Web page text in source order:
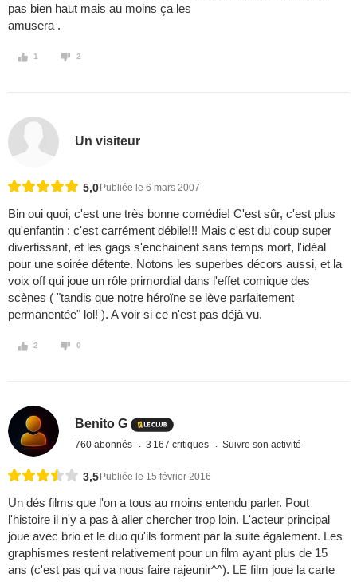
pas bien haut mais au moins ça les
amusera .
1 2
Un visiteur
5,0 Publiée le 6 mars 2007
Bin oui quoi, c'est une très bonne comédie! C'est sûr, c'est plus
qu'enfantin : c'est carrément débile!!! Mais c'est du coup super
divertissant, et les gags s'enchainent sans temps mort, l'idéal
pour une soirée détente. Notons les superbes décors aussi, et la
voix off qui joue un rôle primordial dans l'effet comique des
scènes ( "tandis que notre héroïne se lève parfaitement
permanentée" lol! ). A voir si ce n'est pas déjà vu.
2 0
Benito G
760 abonnés 3 167 critiques Suivre son activité
3,5 Publiée le 15 février 2016
Un dés films que l'on a tous au moins entendu parler. Pout
l'histoire il n'y a pas à aller chercher trop loin. L'acteur principal
joue avec brio et le duo qu'ils forment par la suite également. Les
graphismes restent relativement pour un film ayant plus de 15
ans (c'est pas qui va nous faire rajeunir^^). LE film joue la carte